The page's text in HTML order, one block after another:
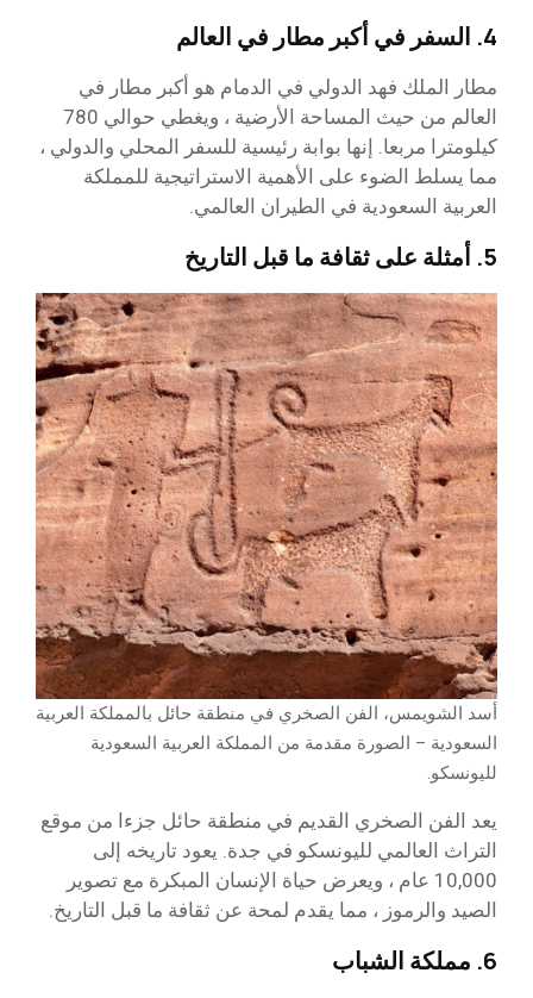
4. السفر في أكبر مطار في العالم
مطار الملك فهد الدولي في الدمام هو أكبر مطار في
العالم من حيث المساحة الأرضية ، ويغطي حوالي 780
كيلومترا مربعا. إنها بوابة رئيسية للسفر المحلي والدولي ،
مما يسلط الضوء على الأهمية الاستراتيجية للمملكة
العربية السعودية في الطيران العالمي.
5. أمثلة على ثقافة ما قبل التاريخ
أسد الشويمس، الفن الصخري في منطقة حائل بالمملكة العربية
السعودية – الصورة مقدمة من المملكة العربية السعودية
لليونسكو.
يعد الفن الصخري القديم في منطقة حائل جزءا من موقع
التراث العالمي لليونسكو في جدة. يعود تاريخه إلى
10,000 عام ، ويعرض حياة الإنسان المبكرة مع تصوير
الصيد والرموز ، مما يقدم لمحة عن ثقافة ما قبل التاريخ.
6. مملكة الشباب